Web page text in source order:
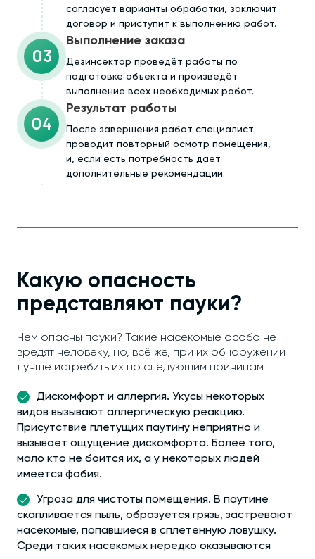
согласует варианты обработки, заключит
договор и приступит к выполнению работ.
03
Выполнение заказа
Дезинсектор проведёт работы по
подготовке объекта и произведёт
выполнение всех необходимых работ.
04
Результат работы
После завершения работ специалист
проводит повторный осмотр помещения,
и, если есть потребность дает
дополнительные рекомендации.
Какую опасность
представляют пауки?
Чем опасны пауки? Такие насекомые особо не
вредят человеку, но, всё же, при их обнаружении
лучше истребить их по следующим причинам:
Дискомфорт и аллергия. Укусы некоторых
видов вызывают аллергическую реакцию.
Присутствие плетущих паутину неприятно и
вызывает ощущение дискомфорта. Более того,
мало кто не боится их, а у некоторых людей
имеется фобия.
Угроза для чистоты помещения. В паутине
скапливается пыль, образуется грязь, застревают
насекомые, попавшиеся в сплетенную ловушку.
Среди таких насекомых нередко оказываются